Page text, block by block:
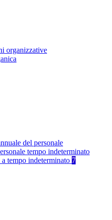
organizzative
del personale
tempo indeterminato
a tempo indeterminato 7